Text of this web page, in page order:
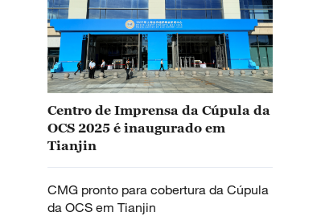
Centro de Imprensa da Cúpula da
OCS 2025 é inaugurado em
Tianjin
CMG pronto para cobertura da Cúpula
da OCS em Tianjin